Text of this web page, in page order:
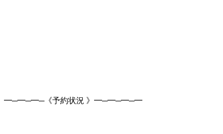
━─━─━─《予約状況 》━─━─━─━